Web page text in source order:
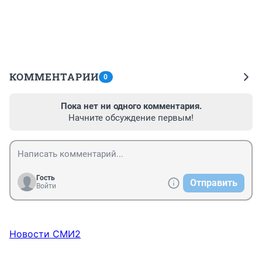
КОММЕНТАРИИ 0
Пока нет ни одного комментария.
Начните обсуждение первым!
Гость
Войти
Отправить
Новости СМИ2